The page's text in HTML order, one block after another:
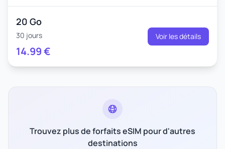
20 Go
30 jours
14.99€
Voir les détails
Trouvez plus de forfaits eSIM pour d'autres
destinations